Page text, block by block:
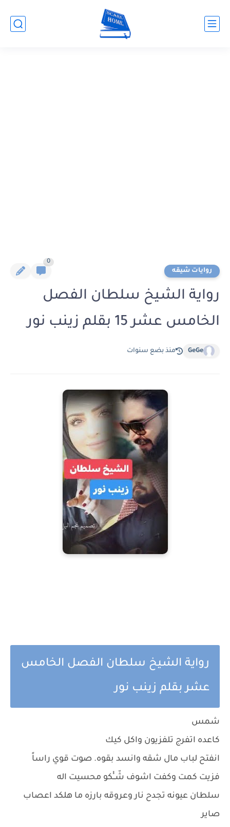
روايات شيقه
0
رواية الشيخ سلطان الفصل
الخامس عشر 15 بقلم زينب نور
GeGe منذ بضع سنوات
رواية الشيخ سلطان الفصل الخامس
عشر بقلم زينب نور
شمس
كاعده اتفرج تلفزيون واكل كيك
انفتح لباب مال شقه وانسد بقوه. صوت قوي راساً
فزيت كمت وكفت اشوف شّــْْكو محسيت اله
سلطان عيونه تجدح نار وعروقه بارزه ما هلكد اعصاب
صاير